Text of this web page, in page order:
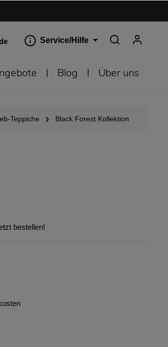
Service/Hilfe
Blog Über uns
Teppiche Black Forest Kollektion
bestellen!